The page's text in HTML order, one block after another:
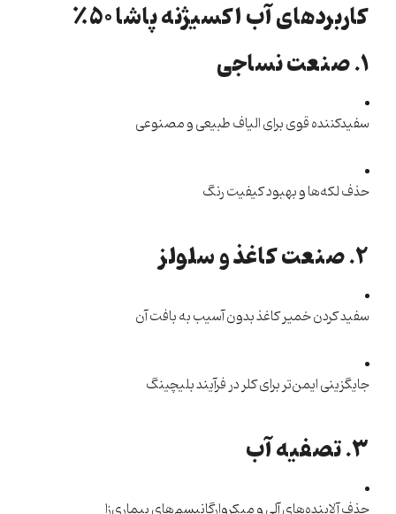
کاربردهای آب اکسیژنه پاشا ۵۰٪
۱. صنعت نساجی
سفیدکننده قوی برای الیاف طبیعی و مصنوعی
حذف لکه‌ها و بهبود کیفیت رنگ
۲. صنعت کاغذ و سلولز
سفید کردن خمیر کاغذ بدون آسیب به بافت آن
جایگزینی ایمن‌تر برای کلر در فرآیند بلیچینگ
۳. تصفیه آب
حذف آلاینده‌های آلی و میکروارگانیسم‌های بیماری‌زا